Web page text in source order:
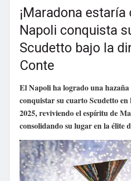
¡Maradona
Napoli conquista
Scudetto bajo la
Conte
El Napoli ha logrado una
conquistar su cuarto Scudetto
2025, reviviendo el espíritu de
consolidando su lugar en la élite